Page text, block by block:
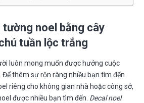
tường noel bằng cây
tuần lộc trắng
luôn mong muốn được hưởng cuộc
Để thêm sự rộn ràng nhiều bạn tìm đến
riêng cho không gian nhà hoặc công sở,
được nhiều bạn tìm đến. Decal noel